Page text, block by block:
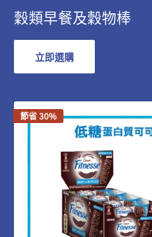
穀類早餐及穀物棒
立即選購
節省 30%